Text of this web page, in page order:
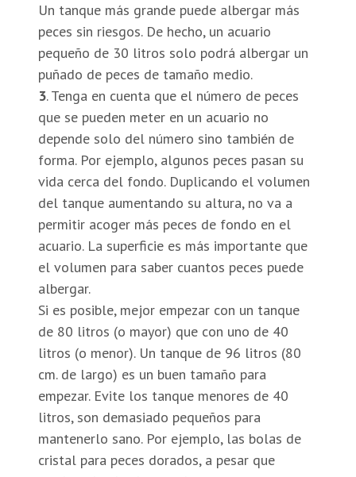
Un tanque más grande puede albergar más
peces sin riesgos. De hecho, un acuario
pequeño de 30 litros solo podrá albergar un
puñado de peces de tamaño medio.
3. Tenga en cuenta que el número de peces
que se pueden meter en un acuario no
depende solo del número sino también de
forma. Por ejemplo, algunos peces pasan su
vida cerca del fondo. Duplicando el volumen
del tanque aumentando su altura, no va a
permitir acoger más peces de fondo en el
acuario. La superficie es más importante que
el volumen para saber cuantos peces puede
albergar.
Si es posible, mejor empezar con un tanque
de 80 litros (o mayor) que con uno de 40
litros (o menor). Un tanque de 96 litros (80
cm. de largo) es un buen tamaño para
empezar. Evite los tanque menores de 40
litros, son demasiado pequeños para
mantenerlo sano. Por ejemplo, las bolas de
cristal para peces dorados, a pesar que